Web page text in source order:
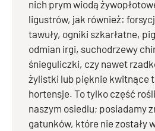
nich prym wiodą
ligustrów, jak również:
tawuły, ogniki szkarłatne,
odmian irgi, suchodrzewy
śnieguliczki, czy nawet
żylistki lub pięknie kwitnące
hortensje. To tylko część
naszym osiedlu; posiadamy
gatunków, które nie zostały